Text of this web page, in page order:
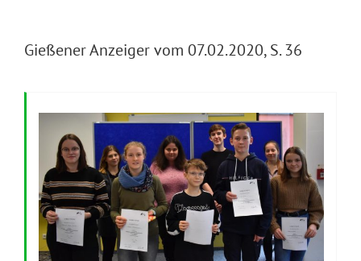
Gießener Anzeiger vom 07.02.2020, S. 36